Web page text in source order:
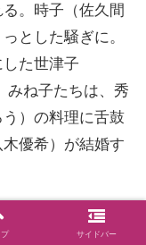
。時子（佐久間
とした騒ぎに。
た世津子
みね子たちは、秀
）の料理に舌鼓
優希）が結婚す
プ サイドバー